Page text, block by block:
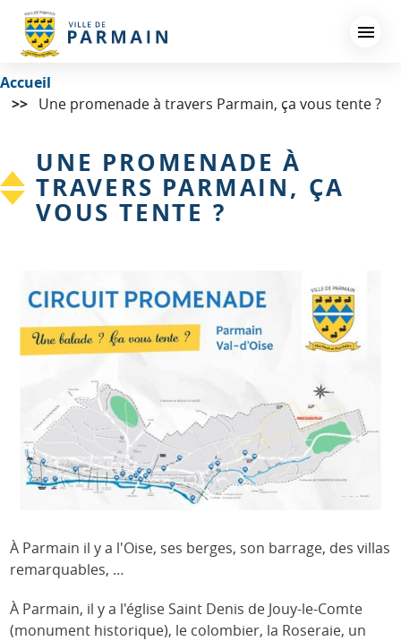
Accueil
Une promenade à travers Parmain, ça vous tente ?
UNE PROMENADE À
TRAVERS PARMAIN, ÇA
VOUS TENTE ?
À Parmain il y a l'Oise, ses berges, son barrage, des villas
remarquables, …
À Parmain, il y a l'église Saint Denis de Jouy-le-Comte
(monument historique), le colombier, la Roseraie, un